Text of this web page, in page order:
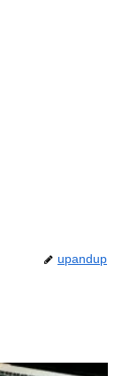
upandup